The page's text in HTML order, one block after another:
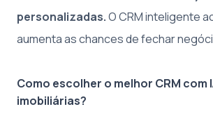
personalizadas.O CRM inteligente
aumenta as chances de fechar
Como escolher o melhor CRM com
imobiliárias?